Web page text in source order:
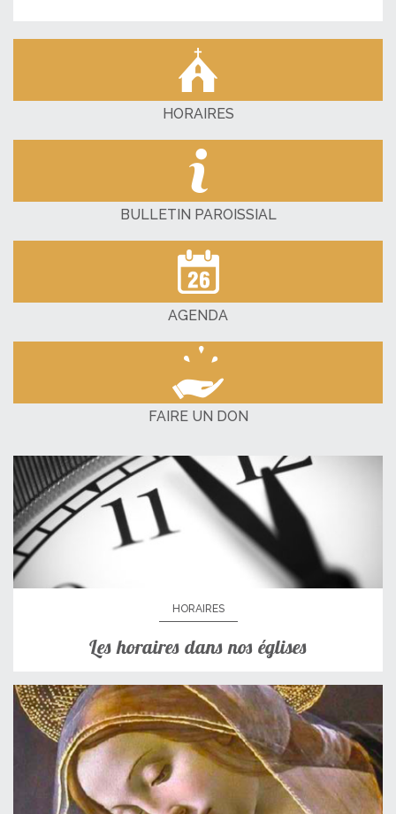
HORAIRES
BULLETIN PAROISSIAL
AGENDA
FAIRE UN DON
HORAIRES
Les horaires dans nos églises